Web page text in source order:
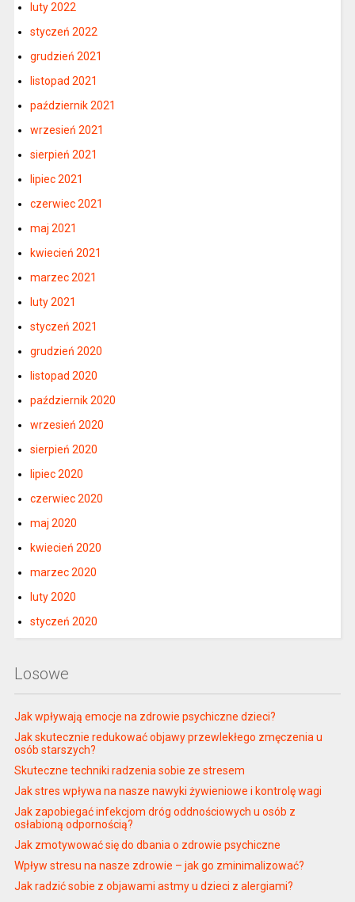
luty 2022
styczeń 2022
grudzień 2021
listopad 2021
październik 2021
wrzesień 2021
sierpień 2021
lipiec 2021
czerwiec 2021
maj 2021
kwiecień 2021
marzec 2021
luty 2021
styczeń 2021
grudzień 2020
listopad 2020
październik 2020
wrzesień 2020
sierpień 2020
lipiec 2020
czerwiec 2020
maj 2020
kwiecień 2020
marzec 2020
luty 2020
styczeń 2020
Losowe
Jak wpływają emocje na zdrowie psychiczne dzieci?
Jak skutecznie redukować objawy przewlekłego zmęczenia u
osób starszych?
Skuteczne techniki radzenia sobie ze stresem
Jak stres wpływa na nasze nawyki żywieniowe i kontrolę wagi
Jak zapobiegać infekcjom dróg oddnościowych u osób z
osłabioną odpornością?
Jak zmotywować się do dbania o zdrowie psychiczne
Wpływ stresu na nasze zdrowie – jak go zminimalizować?
Jak radzić sobie z objawami astmy u dzieci z alergiami?